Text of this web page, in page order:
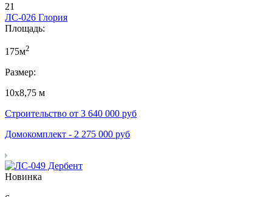
21
ЛС-026 Глория
Площадь:
175м2
Размер:
10х8,75 м
Строительство от 3 640 000 руб
Домокомплект - 2 275 000 руб
Новинка